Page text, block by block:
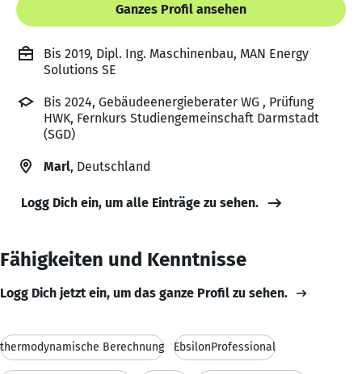
Ganzes Profil ansehen
Bis 2019, Dipl. Ing. Maschinenbau, MAN Energy
Solutions SE
Bis 2024, Gebäudeenergieberater WG , Prüfung
HWK, Fernkurs Studiengemeinschaft Darmstadt
(SGD)
Marl, Deutschland
Logg Dich ein, um alle Einträge zu sehen.
Fähigkeiten und Kenntnisse
Logg Dich jetzt ein, um das ganze Profil zu sehen.
thermodynamische Berechnung EbsilonProfessional